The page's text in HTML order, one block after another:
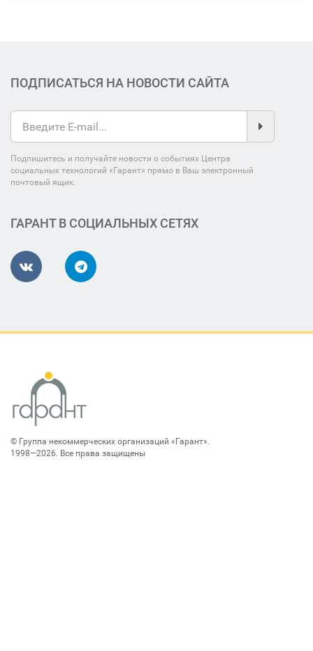
ПОДПИСАТЬСЯ НА НОВОСТИ САЙТА
Подпишитесь и получайте новости о событиях Центра
социальных технологий «Гарант» прямо в Ваш электронный
почтовый ящик.
ГАРАНТ В СОЦИАЛЬНЫХ СЕТЯХ
© Группа некоммерческих организаций «Гарант».
1998—2026. Все права защищены